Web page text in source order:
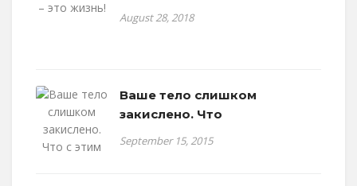
August 28, 2018
Ваше тело слишком
закислено. Что
September 15, 2015